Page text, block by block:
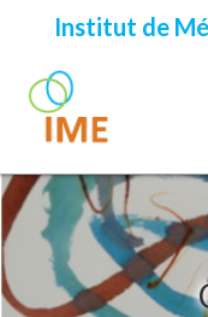
Institut de